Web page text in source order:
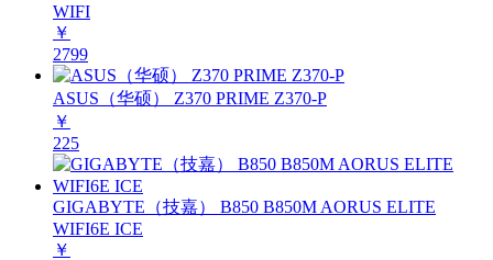
WIFI
￥
2799
ASUS（华硕） Z370 PRIME Z370-P
￥
225
GIGABYTE（技嘉） B850 B850M AORUS ELITE
WIFI6E ICE
￥